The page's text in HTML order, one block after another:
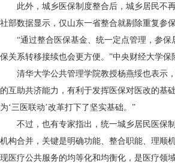
此外，城乡医保制度整合后，城乡居民不再
社部数据显示，仅山东一省整合就剔除重复参
“通过整合医保基金、统一定点管理，参保
保关系转移接续也会更方便。”中央财经大学
清华大学公共管理学院教授杨燕绥也表示，
的互助共济能力，有利于发挥医保对医改的基
为‘三医联动’改革打下了坚实基础。”
不过，也有专家指出，统一城乡居民医保制
机构合并，关键是明确功能、整合职能、理顺
现医疗公共服务的均等化和均衡化，是医疗领